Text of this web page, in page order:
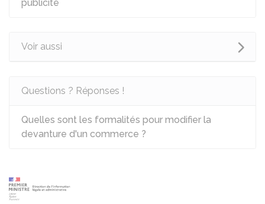
publicité
Voir aussi
Questions ? Réponses !
Quelles sont les formalités pour modifier la
devanture d'un commerce ?